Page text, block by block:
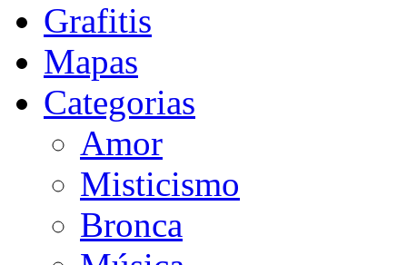
Grafitis
Mapas
Categorias
Amor
Misticismo
Bronca